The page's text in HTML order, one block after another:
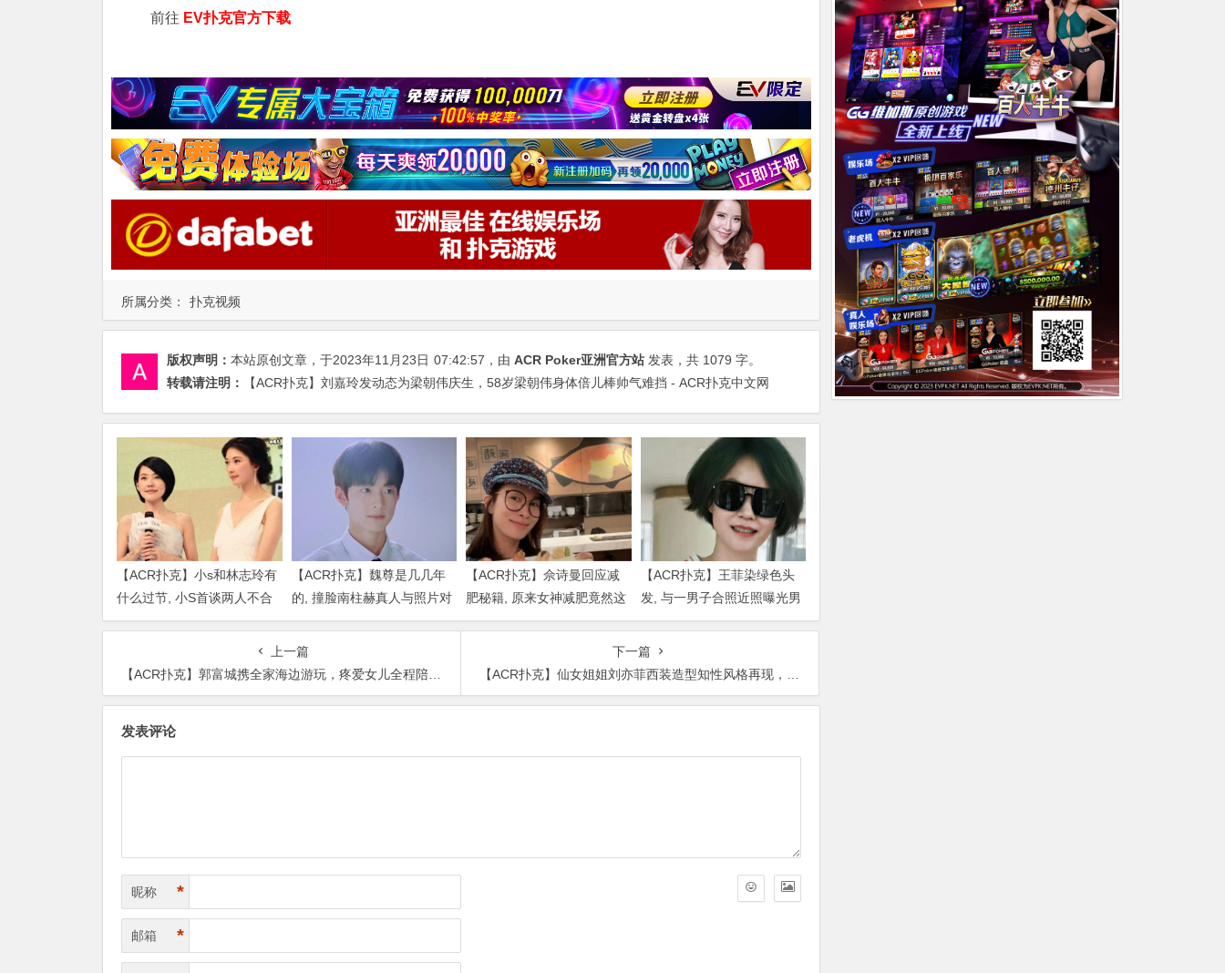
所属分类： 扑克视频
前往 EV扑克官方下载
版权声明： 本站原创文章，于2023年11月23日 07:42:57 ，由 ACR Poker亚洲官方站 发表，共 1079 字。
转载请注明：
【ACR扑克】刘嘉玲发动态为梁朝伟庆生，58岁梁朝伟身体倍儿棒帅气难挡 - ACR扑克中文网
【ACR扑克】小s和林志玲有
什么过节, 小S首谈两人不合
传闻说了什么
【ACR扑克】魏尊是几几年
的, 撞脸南柱赫真人与照片对
比颜值被质疑
【ACR扑克】佘诗曼回应减
肥秘籍, 原来女神减肥竟然这
么简单
【ACR扑克】王菲染绿色头
发, 与一男子合照近照曝光男
子身份被扒出
上一篇
【ACR扑克】郭富城携全家海边游玩，疼爱女儿全程陪玩1岁小女儿呆萌可爱
下一篇
【ACR扑克】仙女姐姐刘亦菲西装造型知性风格再现，温柔大方
发表评论
昵称 *
邮箱 *